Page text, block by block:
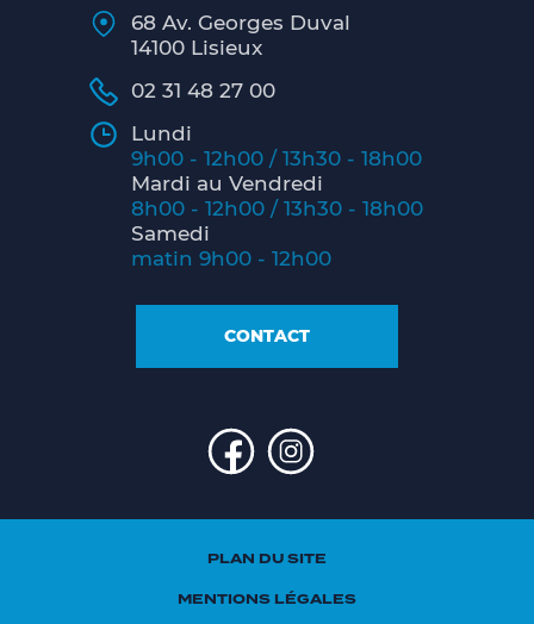
68 Av. Georges Duval
14100 Lisieux
02 31 48 27 00
Lundi
9h00 - 12h00 / 13h30 - 18h00
Mardi au Vendredi
8h00 - 12h00 / 13h30 - 18h00
Samedi
matin 9h00 - 12h00
CONTACT
PLAN DU SITE
MENTIONS LÉGALES